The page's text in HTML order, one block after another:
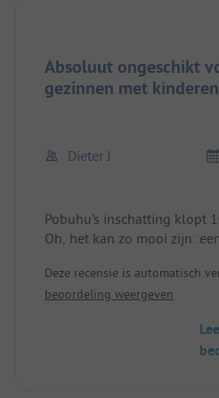
Absoluut ongeschikt
gezinnen met kinderen
Dieter J
Pobuhu's inschatting klopt
Oh, het kan zo mooi zijn:
in Spanje ten zuiden van
niet als de perfecte vakantie?
wonen bijna net zoveel
met meer dan 500 plaatsen.
Deze recensie is automatisch
beoordeling weergeven